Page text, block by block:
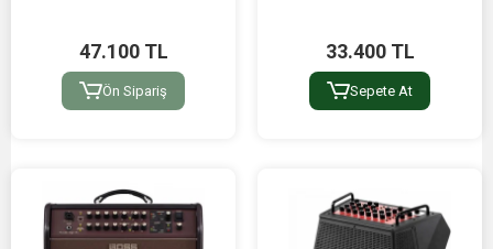
47.100 TL
Ön Sipariş
33.400 TL
Sepete At